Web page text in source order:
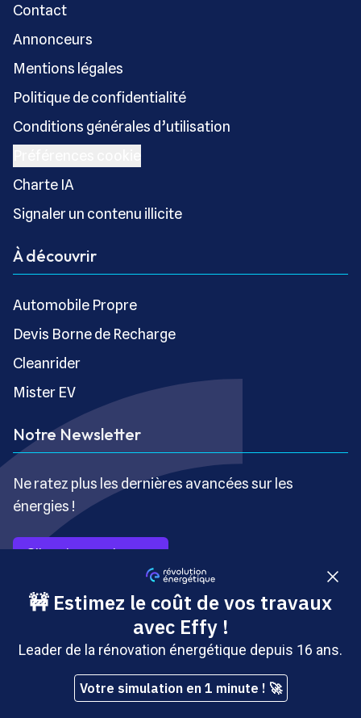
Contact
Annonceurs
Mentions légales
Politique de confidentialité
Conditions générales d’utilisation
Charte IA
Signaler un contenu illicite
À découvrir
Automobile Propre
Devis Borne de Recharge
Cleanrider
Mister EV
Notre Newsletter
Ne ratez plus les dernières avancées sur les
énergies !
S’inscrire gratuitement
Copyright © Révolution Énergétique - Tous droits réservés
- Site édité par Saabre SAS, une société du groupe
Brakson